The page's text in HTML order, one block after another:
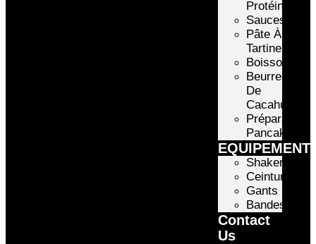
Protéinée
Sauces
Pâte À
Tartiner
Boissons
Beurre
De
Cacahuète
Préparation
Pancake
Shakers
Ceintures
Gants
Bandes
Contact
Us